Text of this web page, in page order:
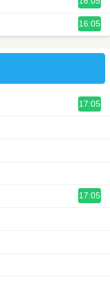
16:05
17:05
17:05